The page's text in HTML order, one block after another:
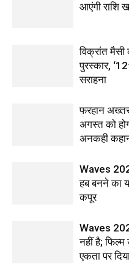
आएंगी राशि
विक्रांत मैसी
पुरस्कार,
सराहना
फरहान
अगस्त को
अनकही
Waves
हब बनने का
कपूर
Waves
नहीं है; फिल्म
एकता पर